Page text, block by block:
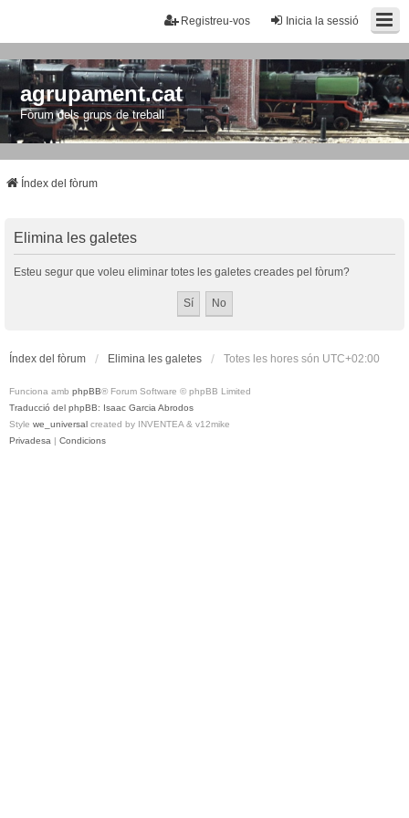
Inicia la sessió
Registreu-vos
agrupament.cat
Fòrum dels grups de treball
Índex del fòrum
Elimina les galetes
Esteu segur que voleu eliminar totes les galetes creades pel fòrum?
Índex del fòrum Elimina les galetes Totes les hores són UTC+02:00
Funciona amb phpBB® Forum Software © phpBB Limited
Traducció del phpBB: Isaac Garcia Abrodos
Style we_universal created by INVENTEA & v12mike
Privadesa | Condicions